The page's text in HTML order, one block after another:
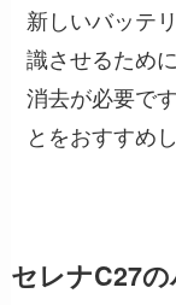
新しいバッテ
識させるため
消去が必要で
とをおすすめし
セレナC27